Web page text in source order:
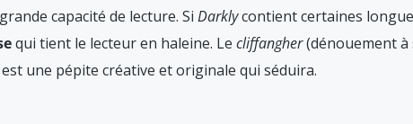
capacité de lecture. Si Darklycontient certaines
qui tient le lecteur en haleine. Le cliffangher(dénouement à
une pépite créative et originale qui séduira.